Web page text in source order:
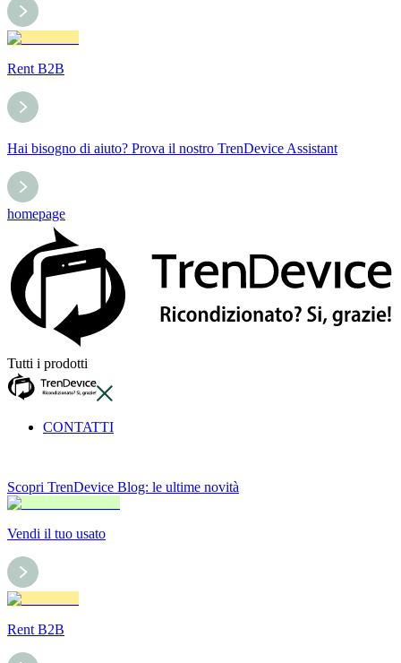
Rent B2B
Hai bisogno di aiuto? Prova il nostro TrenDevice Assistant
homepage
Tutti i prodotti
CONTATTI
Scopri TrenDevice Blog: le ultime novità
Vendi il tuo usato
Rent B2B